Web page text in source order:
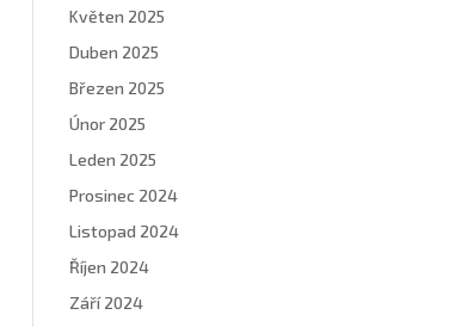
Květen 2025
Duben 2025
Březen 2025
Únor 2025
Leden 2025
Prosinec 2024
Listopad 2024
Říjen 2024
Září 2024